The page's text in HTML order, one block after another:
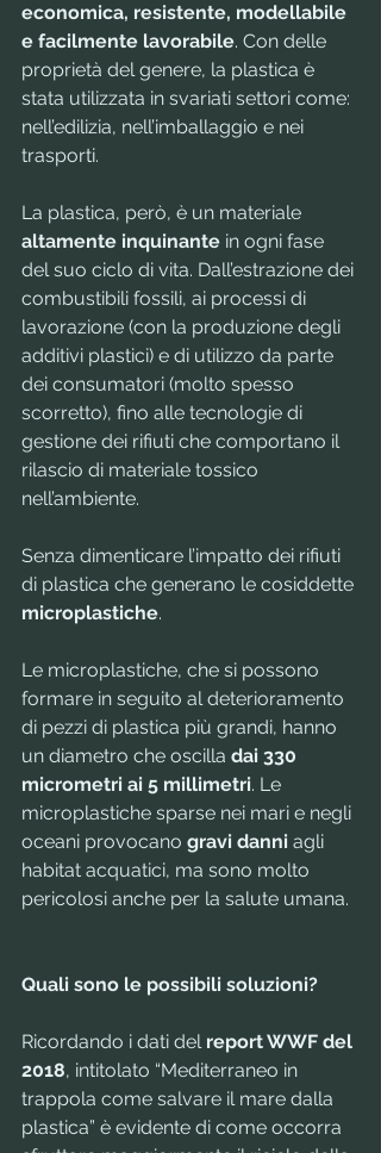
economica, resistente, modellabile
e facilmente lavorabile. Con delle
proprietà del genere, la plastica è
stata utilizzata in svariati settori come:
nell’edilizia, nell’imballaggio e nei
trasporti.
La plastica, però, è un materiale
altamente inquinante in ogni fase
del suo ciclo di vita. Dall’estrazione dei
combustibili fossili, ai processi di
lavorazione (con la produzione degli
additivi plastici) e di utilizzo da parte
dei consumatori (molto spesso
scorretto), fino alle tecnologie di
gestione dei rifiuti che comportano il
rilascio di materiale tossico
nell’ambiente.
Senza dimenticare l’impatto dei rifiuti
di plastica che generano le cosiddette
microplastiche.
Le microplastiche, che si possono
formare in seguito al deterioramento
di pezzi di plastica più grandi, hanno
un diametro che oscilla dai 330
micrometri ai 5 millimetri. Le
microplastiche sparse nei mari e negli
oceani provocano gravi danni agli
habitat acquatici, ma sono molto
pericolosi anche per la salute umana.
Quali sono le possibili soluzioni?
Ricordando i dati del report WWF del
2018, intitolato “Mediterraneo in
trappola come salvare il mare dalla
plastica” è evidente di come occorra